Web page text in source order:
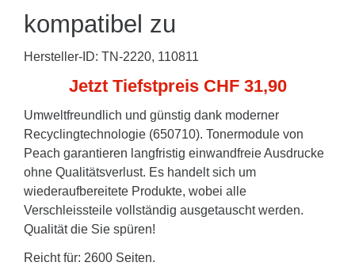
kompatibel zu
Hersteller-ID: TN-2220, 110811
Jetzt Tiefstpreis CHF 31,90
Umweltfreundlich und günstig dank moderner
Recyclingtechnologie (650710). Tonermodule von
Peach garantieren langfristig einwandfreie Ausdrucke
ohne Qualitätsverlust. Es handelt sich um
wiederaufbereitete Produkte, wobei alle
Verschleissteile vollständig ausgetauscht werden.
Qualität die Sie spüren!
Reicht für: 2600 Seiten.